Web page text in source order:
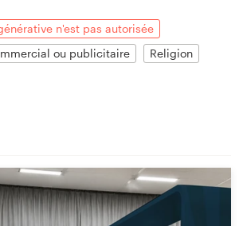
n'est pas autorisée
ou publicitaire
Religion